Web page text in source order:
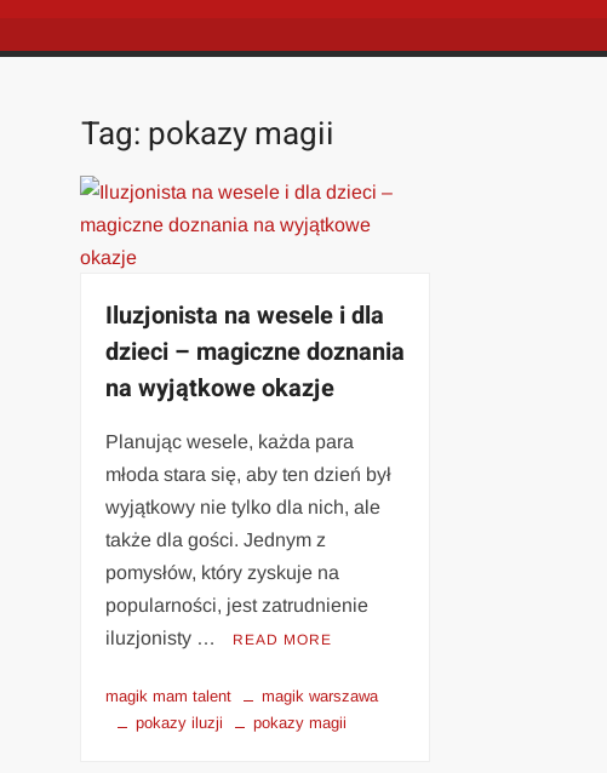
Tag: pokazy magii
Iluzjonista na wesele i dla
dzieci – magiczne doznania
na wyjątkowe okazje
Planując wesele, każda para
młoda stara się, aby ten dzień był
wyjątkowy nie tylko dla nich, ale
także dla gości. Jednym z
pomysłów, który zyskuje na
popularności, jest zatrudnienie
iluzjonisty …
READ MORE
magik mam talent
magik warszawa
pokazy iluzji
pokazy magii